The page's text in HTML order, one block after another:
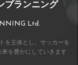
プランニング
Ltd.
を主体とし、サッカーを
を豊かにしていきます